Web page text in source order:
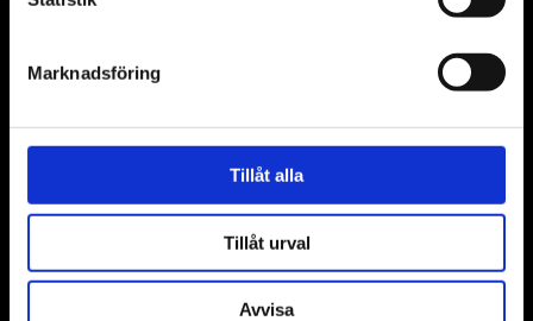
Marknadsföring
Tillåt alla
Tillåt urval
Avvisa
Adress: Elementvägen 7, 702 27 Örebro
Undrar du över något?
Mejla oss:info@wer.se
Eller ring oss: